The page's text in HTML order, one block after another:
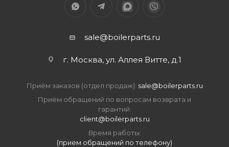
sale@boilerparts.ru
г. Москва, ул. Аллея Витте, д.1
Приём заказов (отдел продаж): sale@boilerparts.ru
Приём обращений по вопросам возврата и
гарантий:
client@boilerparts.ru
Время работы:
(прием обращений по телефону)